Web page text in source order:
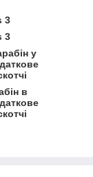
3
3
у
в